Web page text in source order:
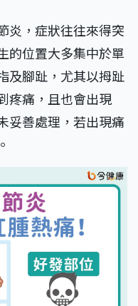
炎，症狀往往來得突
的位置大多集中於單
及腳趾，尤其以拇趾
疼痛，且也會出現
妥善處理，若出現痛